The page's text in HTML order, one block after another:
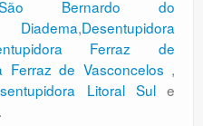
São Bernardo do
,Desentupidora
Ferraz de
Ferraz de Vasconcelos ,
Litoral Sule
.